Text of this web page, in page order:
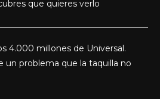
que quieres verlo
4.000 millones de Universal.
un problema que la taquilla no